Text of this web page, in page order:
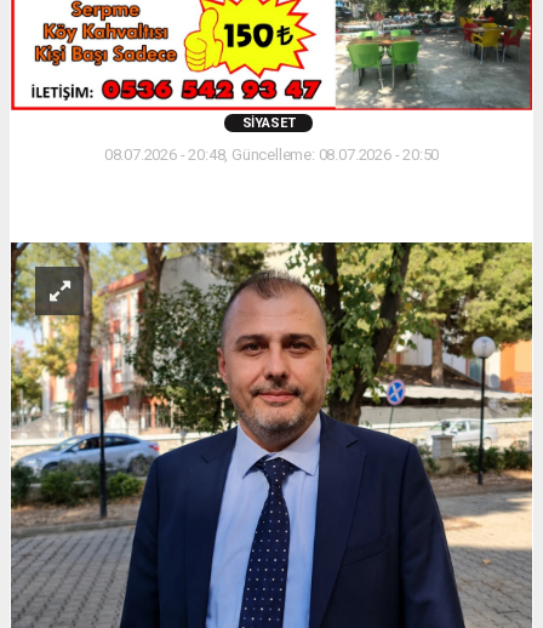
SIYASET
08.07.2026 - 20:48, Güncelleme: 08.07.2026 - 20:50